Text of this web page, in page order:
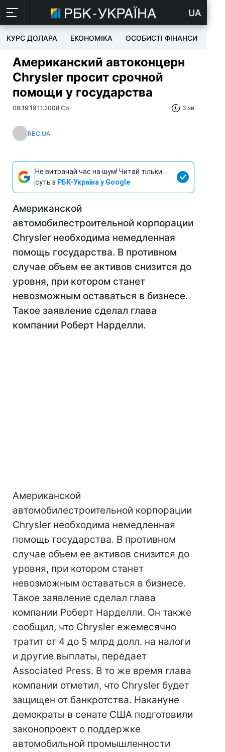
UA
КУРС ДОЛАРА ЕКОНОМІКА ОСОБИСТІ ФІНАНСИ
Американский автоконцерн
Chrysler просит срочной
помощи у государства
08:19 19.11.2008 Ср 3 хв
RBC.UA
Не витрачай час на шум! Читай тільки
суть з РБК-Україна у Google
Американской
автомобилестроительной корпорации
Chrysler необходима немедленная
помощь государства. В противном
случае объем ее активов снизится до
уровня, при котором станет
невозможным оставаться в бизнесе.
Такое заявление сделал глава
компании Роберт Нарделли.
Американской
автомобилестроительной корпорации
Chrysler необходима немедленная
помощь государства. В противном
случае объем ее активов снизится до
уровня, при котором станет
невозможным оставаться в бизнесе.
Такое заявление сделал глава
компании Роберт Нарделли. Он также
сообщил, что Chrysler ежемесячно
тратит от 4 до 5 млрд долл. на налоги
и другие выплаты, передает
Associated Press. В то же время глава
компании отметил, что Chrysler будет
защищен от банкротства. Накануне
демократы в сенате США подготовили
законопроект о поддержке
автомобильной промышленности